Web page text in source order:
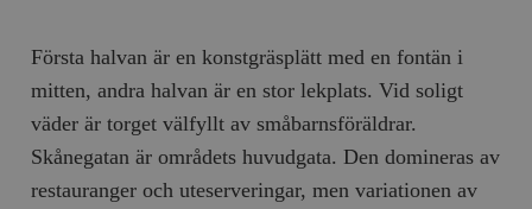
Första halvan är en konstgräsplätt med en fontän i
mitten, andra halvan är en stor lekplats. Vid soligt
väder är torget välfyllt av småbarnsföräldrar.
Skånegatan är områdets huvudgata. Den domineras av
restauranger och uteserveringar, men variationen av